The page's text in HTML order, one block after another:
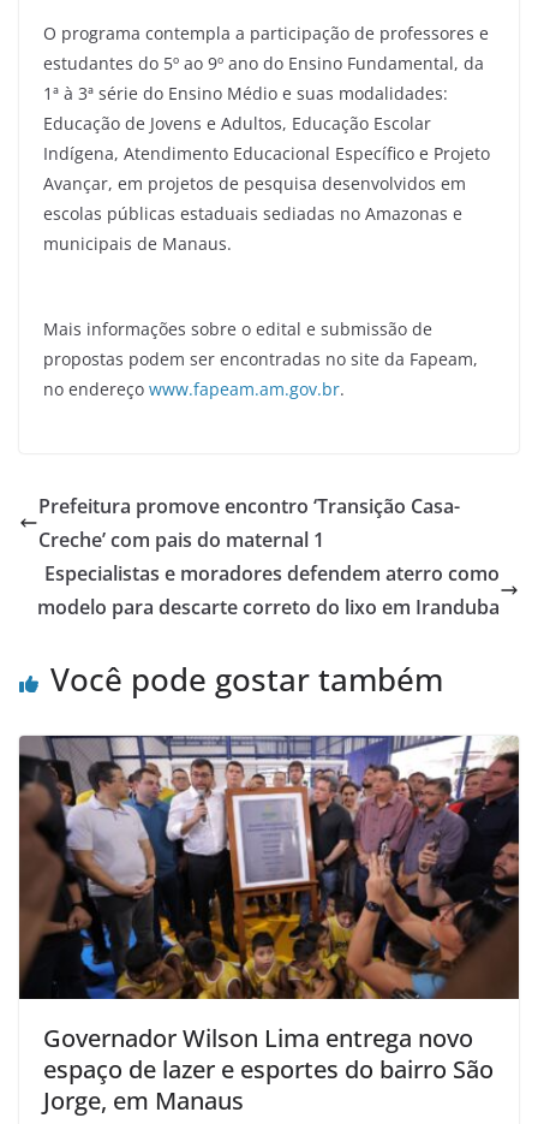
O programa contempla a participação de professores e
estudantes do 5º ao 9º ano do Ensino Fundamental, da
1ª à 3ª série do Ensino Médio e suas modalidades:
Educação de Jovens e Adultos, Educação Escolar
Indígena, Atendimento Educacional Específico e Projeto
Avançar, em projetos de pesquisa desenvolvidos em
escolas públicas estaduais sediadas no Amazonas e
municipais de Manaus.
Mais informações sobre o edital e submissão de
propostas podem ser encontradas no site da Fapeam,
no endereço www.fapeam.am.gov.br.
Prefeitura promove encontro ‘Transição Casa-
Creche’ com pais do maternal 1
Especialistas e moradores defendem aterro como
modelo para descarte correto do lixo em Iranduba
Você pode gostar também
Governador Wilson Lima entrega novo
espaço de lazer e esportes do bairro São
Jorge, em Manaus